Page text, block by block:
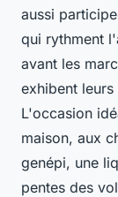
aussi
qui rythment
avant les
exhibent
L'occasion
maison, aux
genépi, une
pentes des